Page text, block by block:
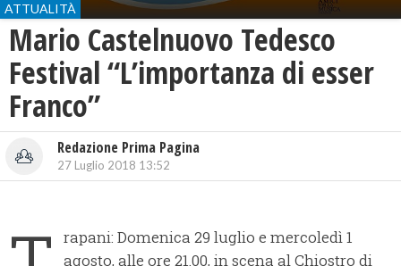
ATTUALITÀ
Mario Castelnuovo Tedesco
Festival “L’importanza di esser
Franco”
Redazione Prima Pagina
27 Luglio 2018 13:52
rapani: Domenica 29 luglio e mercoledì 1
agosto, alle ore 21.00, in scena al Chiostro di